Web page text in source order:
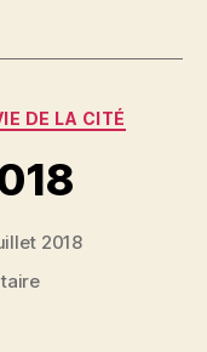
DE LA CITÉ
2018
sur